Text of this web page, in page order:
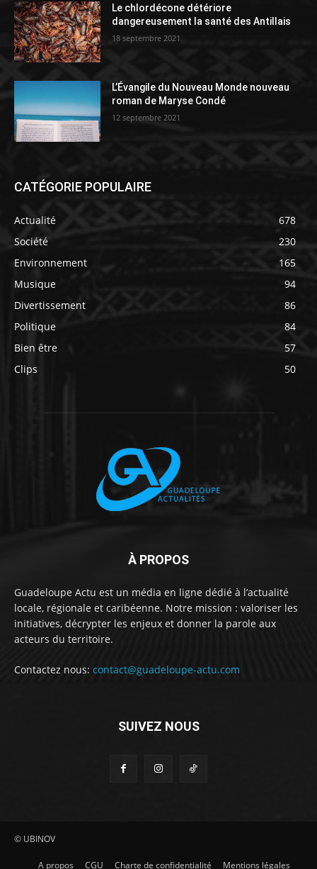
Le chlordécone détériore
dangereusement la santé des Antillais
18 septembre 2021
L’Évangile du Nouveau Monde nouveau
roman de Maryse Condé
12 septembre 2021
CATÉGORIE POPULAIRE
Actualité
678
Société
230
Environnement
165
Musique
94
Divertissement
86
Politique
84
Bien être
57
Clips
50
À PROPOS
Guadeloupe Actu est un média en ligne dédié à l’actualité
locale, régionale et caribéenne. Notre mission : valoriser les
initiatives, décrypter les enjeux et donner la parole aux
acteurs du territoire.
Contactez nous: contact@guadeloupe-actu.com
SUIVEZ NOUS
© UBINOV
A propos CGU Charte de confidentialité Mentions légales